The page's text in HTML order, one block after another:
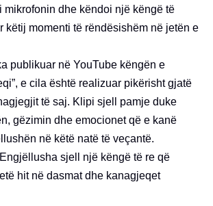
mikrofonin dhe këndoi një këngë të
këtij momenti të rëndësishëm në jetën e
publikuar në YouTube këngën e
e cila është realizuar pikërisht gjatë
të saj. Klipi sjell pamje duke
gëzimin dhe emocionet që e kanë
në këtë natë të veçantë.
sjell një këngë të re që
hit në dasmat dhe kanagjeqet